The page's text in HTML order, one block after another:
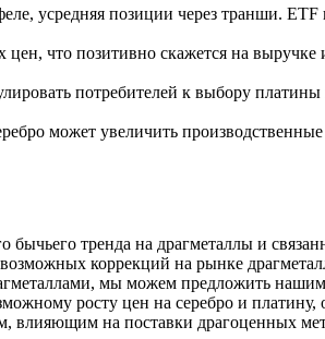
усредняя позиции через транши.
цен, что позитивно скажется на
потребителей к выбору
может увеличить
тренда на драгметаллы и
коррекций на рынке
мы можем предложить
росту цен на серебро и
влияющим на поставки драгоценных